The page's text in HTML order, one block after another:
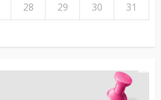
28 29 30 31